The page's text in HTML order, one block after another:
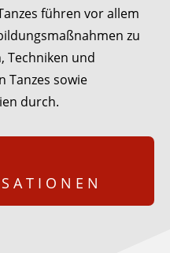
führen vor allem
zu
Techniken und
Tanzes sowie
durch.